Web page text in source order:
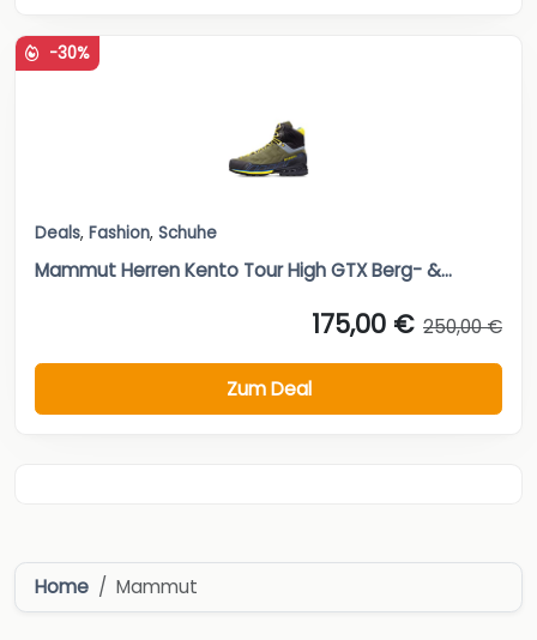
-30%
Deals, Fashion, Schuhe
Mammut Herren Kento Tour High GTX Berg- &...
175,00 € 250,00 €
Zum Deal
Home Mammut